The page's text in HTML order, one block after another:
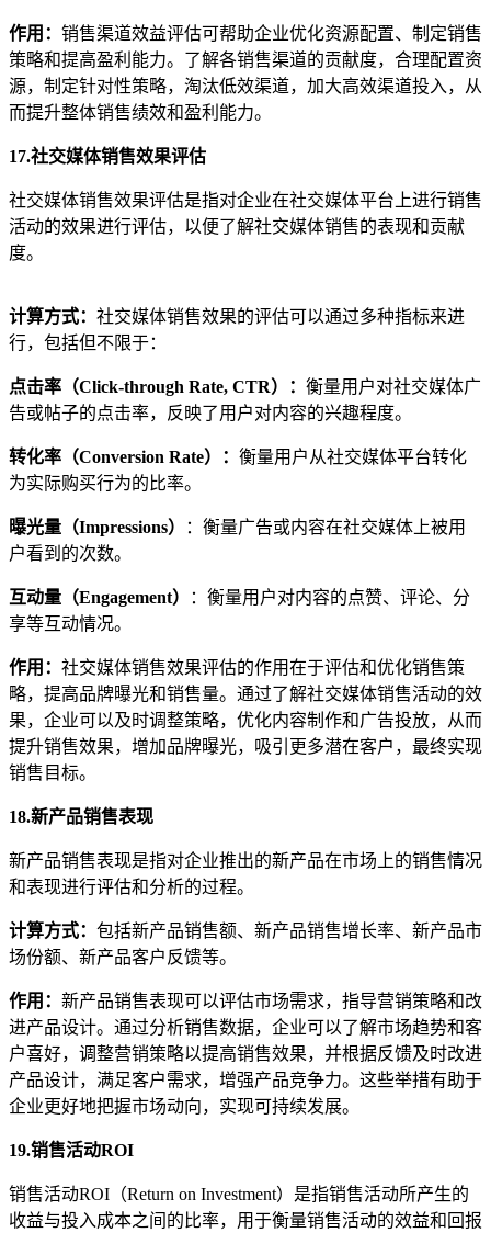
作用 ： 销售渠道效益评估可帮助企业优化资源配置、制定销售
策略和提高盈利能力。了解各销售渠道的贡献度，合理配置资
源，制定针对性策略，淘汰低效渠道，加大高效渠道投入，从
而提升整体销售绩效和盈利能力。
17.社交媒体销售效果评估
社交媒体销售效果评估是指对企业在社交媒体平台上进行销售
活动的效果进行评估，以便了解社交媒体销售的表现和贡献
度。
计算方式： 社交媒体销售效果的评估可以通过多种指标来进
行，包括但不限于：
点击率（Click-through Rate, CTR） ： 衡量用户对社交媒体广
告或帖子的点击率，反映了用户对内容的兴趣程度。
转化率（Conversion Rate） ： 衡量用户从社交媒体平台转化
为实际购买行为的比率。
曝光量（Impressions）
：衡量广告或内容在社交媒体上被用
户看到的次数。
互动量（Engagement）
：衡量用户对内容的点赞、评论、分
享等互动情况。
作用 ： 社交媒体销售效果评估的作用在于评估和优化销售策
略，提高品牌曝光和销售量。通过了解社交媒体销售活动的效
果，企业可以及时调整策略，优化内容制作和广告投放，从而
提升销售效果，增加品牌曝光，吸引更多潜在客户，最终实现
销售目标。
18.新产品销售表现
新产品销售表现是指对企业推出的新产品在市场上的销售情况
和表现进行评估和分析的过程。
计算方式： 包括新产品销售额、新产品销售增长率、新产品市
场份额、新产品客户反馈等。
作用 ： 新产品销售表现可以评估市场需求，指导营销策略和改
进产品设计。通过分析销售数据，企业可以了解市场趋势和客
户喜好，调整营销策略以提高销售效果，并根据反馈及时改进
产品设计，满足客户需求，增强产品竞争力。这些举措有助于
企业更好地把握市场动向，实现可持续发展。
19.销售活动ROI
销售活动ROI（Return on Investment）是指销售活动所产生的
收益与投入成本之间的比率，用于衡量销售活动的效益和回报